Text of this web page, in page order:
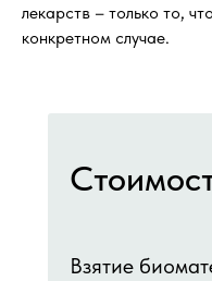
лекарств – только то,
конкретном случае.
Взятие